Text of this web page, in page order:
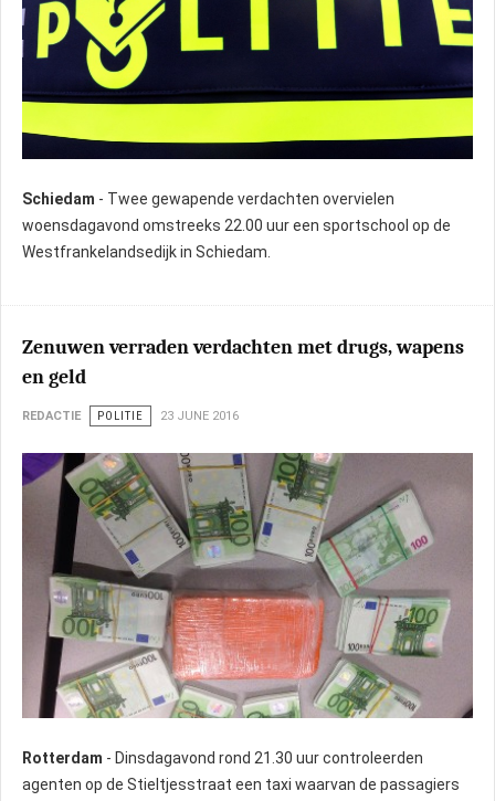
Schiedam - Twee gewapende verdachten overvielen
woensdagavond omstreeks 22.00 uur een sportschool op de
Westfrankelandsedijk in Schiedam.
Zenuwen verraden verdachten met drugs, wapens
en geld
REDACTIE POLITIE 23 JUNE 2016
Rotterdam - Dinsdagavond rond 21.30 uur controleerden
agenten op de Stieltjesstraat een taxi waarvan de passagiers